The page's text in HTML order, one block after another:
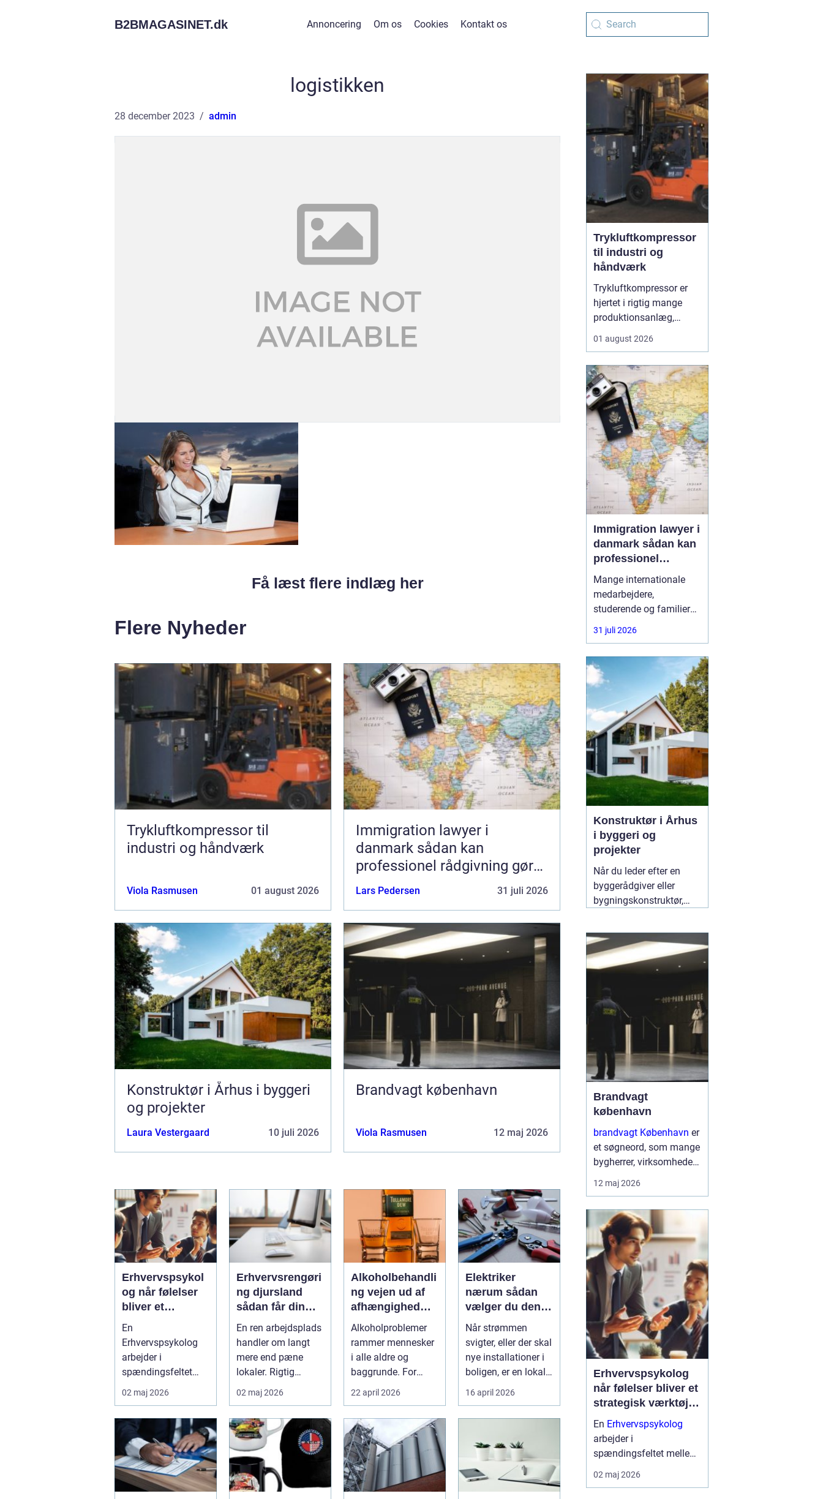
B2BMAGASINET.dk Annoncering Om os Cookies Kontakt os
logistikken
28 december 2023 admin
Få læst flere indlæg her
Flere Nyheder
Trykluftkompressor til
industri og håndværk
Viola Rasmusen 01 august 2026
Immigration lawyer i
danmark sådan kan
professionel rådgivning gøre
en forskel
Lars Pedersen 31 juli 2026
Konstruktør i Århus i byggeri
og projekter
Laura Vestergaard 10 juli 2026
Brandvagt københavn
Viola Rasmusen 12 maj 2026
Erhvervspsykol
og når følelser
bliver et
strategisk
værktøj i
arbejdslivet
En
Erhvervspsykolog
arbejder i
spændingsfeltet
mellem mennesker
og forretning. Fokus
er ikke kun på ...
02 maj 2026
Erhvervsrengøri
ng djursland
sådan får din
virksomhed
mest muligt ud
af rengøringen
En ren arbejdsplads
handler om langt
mere end pæne
lokaler. Rigtig
mange
virksomheder på
Djursland o...
02 maj 2026
Alkoholbehandli
ng vejen ud af
afhængighed
med
professionel
støtte
Alkoholproblemer
rammer mennesker
i alle aldre og
baggrunde. For
mange starter det
med hyggedrik på ...
22 april 2026
Elektriker
nærum sådan
vælger du den
rette fagmand til
dine el-opgaver
Når strømmen
svigter, eller der skal
nye installationer i
boligen, er en lokal
og pålidelig
elektrik...
16 april 2026
Trykluftkompressor
til industri og
håndværk
Trykluftkompressor er
hjertet i rigtig mange
produktionsanlæg,
håndværksvirksomheder,
lige så vigtig som strøm
i kontakten. En moderne
løsning kan drive alt fra
enkle håndværktøjer til
avancerede
produktionsli...
01 august 2026
Immigration lawyer i
danmark sådan kan
professionel
rådgivning gøre en
forskel
Mange internationale
medarbejdere,
studerende og familier
oplever, at vejen til
opholdstilladelse i
end enkel. Reglerne
ændrer sig ofte, og fejl i
ansøgningen kan føre til
lange ventetider eller
direkte afslag. Her kan
en
31 juli 2026
Konstruktør i Århus
i byggeri og
projekter
Når du leder efter en
byggerådgiver eller
bygningskonstruktør,
tryghed,
gennemsigtighed og en
løsning, der både holder
økonomisk og
byggeteknisk. Søger du
en god "
10 juli 2026
Brandvagt
københavn
brandvagt København er
et søgneord, som mange
bygherrer, virksomheder
og arrangører søger på,
når de skal sikre arbejde
større events i
hovedstadsområdet.
Brandvagter...
12 maj 2026
Erhvervspsykolog
når følelser bliver et
strategisk værktøj i
arbejdslivet
En Erhvervspsykolog
arbejder i
spændingsfeltet mellem
mennesker og forretning.
Fokus er ikke kun på
02 maj 2026